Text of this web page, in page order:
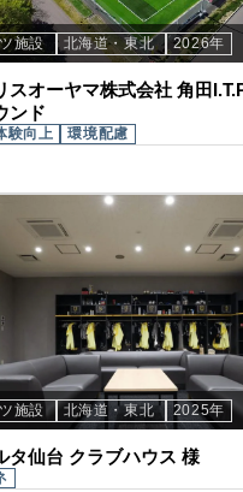
施設 北海道・東北 2026年
スオーヤマ株式会社 角田
ンド
験向上 環境配慮
施設 北海道・東北 2025年
タ仙台 クラブハウス 様